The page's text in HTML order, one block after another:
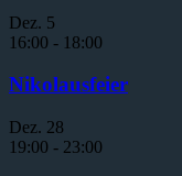
Dez. 5
16:00 - 18:00
Nikolausfeier
Dez. 28
19:00 - 23:00